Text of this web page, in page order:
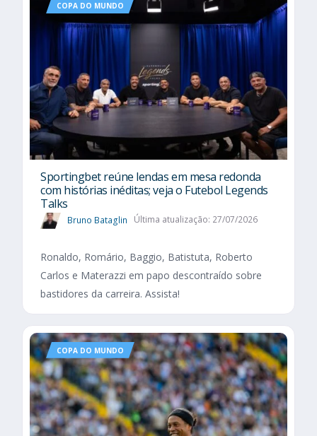
COPA DO MUNDO
Sportingbet reúne lendas em mesa redonda
com histórias inéditas; veja o Futebol Legends
Talks
Bruno Bataglin Última atualização: 27/07/2026
Ronaldo, Romário, Baggio, Batistuta, Roberto
Carlos e Materazzi em papo descontraído sobre
bastidores da carreira. Assista!
COPA DO MUNDO